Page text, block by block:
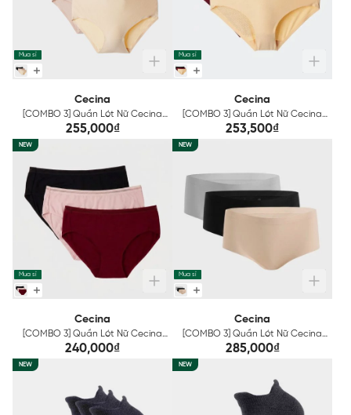
Mua sỉ
Cecina
[COMBO 3] Quần Lót Nữ Cecina
Mix Màu CBI005EDP03
255,000₫
Mua sỉ
Cecina
[COMBO 3] Quần Lót Nữ Cecina
Mix Màu CBI004EDP03
253,500₫
NEW
Mua sỉ
Cecina
[COMBO 3] Quần Lót Nữ Cecina
Mix Màu CBI00308EDP03
240,000₫
NEW
Mua sỉ
Cecina
[COMBO 3] Quần Lót Nữ Cecina
Mix Màu Không Đường May
CBI002EDP03
285,000₫
NEW NEW